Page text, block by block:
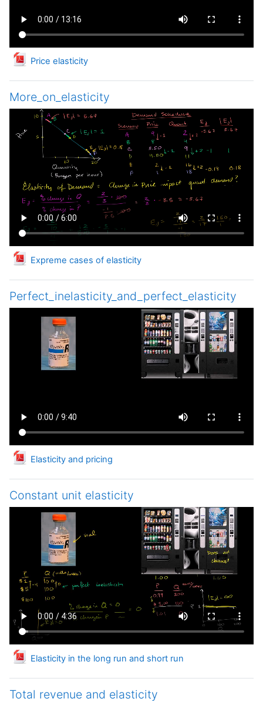
Price elasticity
Файл
More_on_elasticity
Expreme cases of elasticity
Файл
Perfect_inelasticity_and_perfect_elasticity
Elasticity and pricing
Файл
Constant unit elasticity
Elasticity in the long run and short run
Файл
Total revenue and elasticity